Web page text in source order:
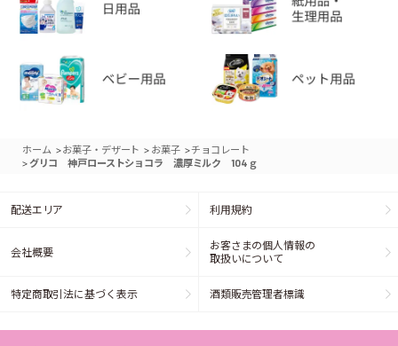
ホーム >お菓子・デザート > お菓子 >チョコレート
>グリコ 神戸ローストショコラ 濃厚ミルク 104ｇ
配送エリア 利用規約
会社概要
お客さまの個人情報の
取扱いについて
特定商取引法に基づく表示 酒類販売管理者標識